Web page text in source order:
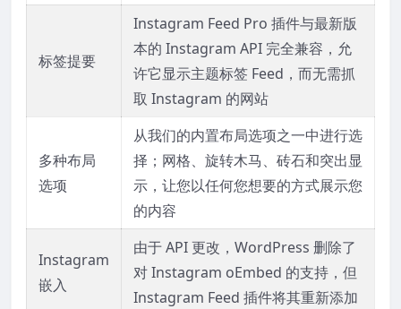
标签提要
Instagram Feed Pro 插件与最新版
本的 Instagram API 完全兼容，允
许它显示主题标签 Feed，而无需抓
取 Instagram 的网站
多种布局
选项
从我们的内置布局选项之一中进行选
择； 网格、旋转木马、砖石和突出显
示，让您以任何您想要的方式展示您
的内容
Instagram
嵌入
由于 API 更改，WordPress 删除了
对 Instagram oEmbed 的支持，但
Instagram Feed 插件将其重新添加